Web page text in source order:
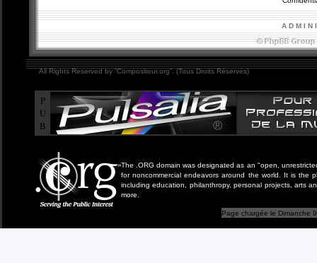
A D M I N
All Rights Reserved by “Compositeur.org”. (Tous Droits Réservés)
P
U
B
The .ORG domain was designated as an "open,
for noncommercial endeavors around the world. It is the
including education, philanthropy, personal projects, arts
more.
Page chargée le Dimanche